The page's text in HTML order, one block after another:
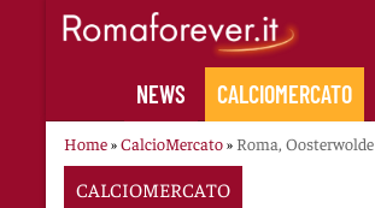
NEWS CALCIOMERCATO
Home»CalcioMercato» Roma,
CALCIOMERCATO